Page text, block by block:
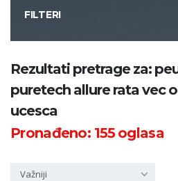
FILTERI
Kategorija
Samo sa slikom
Rezultati pretrage za:
puretech allure rata vec
ucesca
Pronađeno: 155oglasa
Važniji